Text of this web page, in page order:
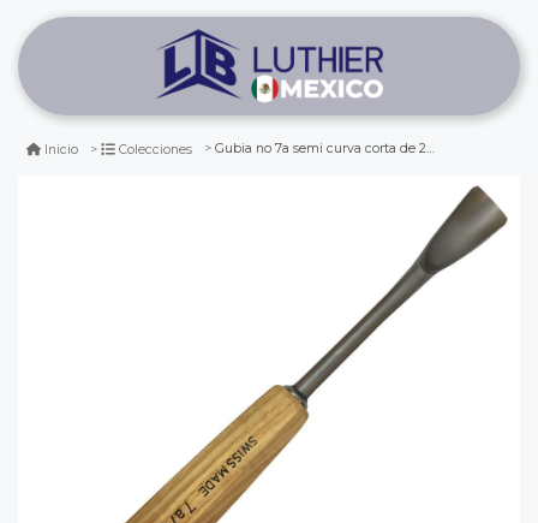
Inicio Colecciones Gubia no 7a semi curva corta de 20 mm de ancho para hacer cuchara o cuenco